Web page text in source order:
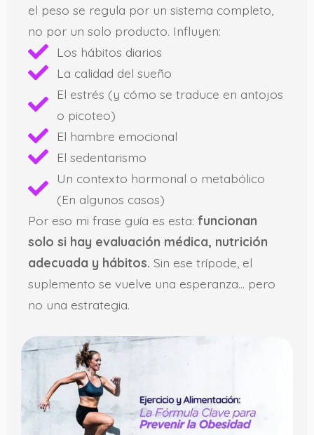
el peso se regula por un sistema completo,
no por un solo producto. Influyen:
Los hábitos diarios
La calidad del sueño
El estrés (y cómo se traduce en antojos
o picoteo)
El hambre emocional
El sedentarismo
Un contexto hormonal o metabólico
(En algunos casos)
Por eso mi frase guía es esta: funcionan
solo si hay evaluación médica, nutrición
adecuada y hábitos. Sin ese trípode, el
suplemento se vuelve una esperanza… pero
no una estrategia.